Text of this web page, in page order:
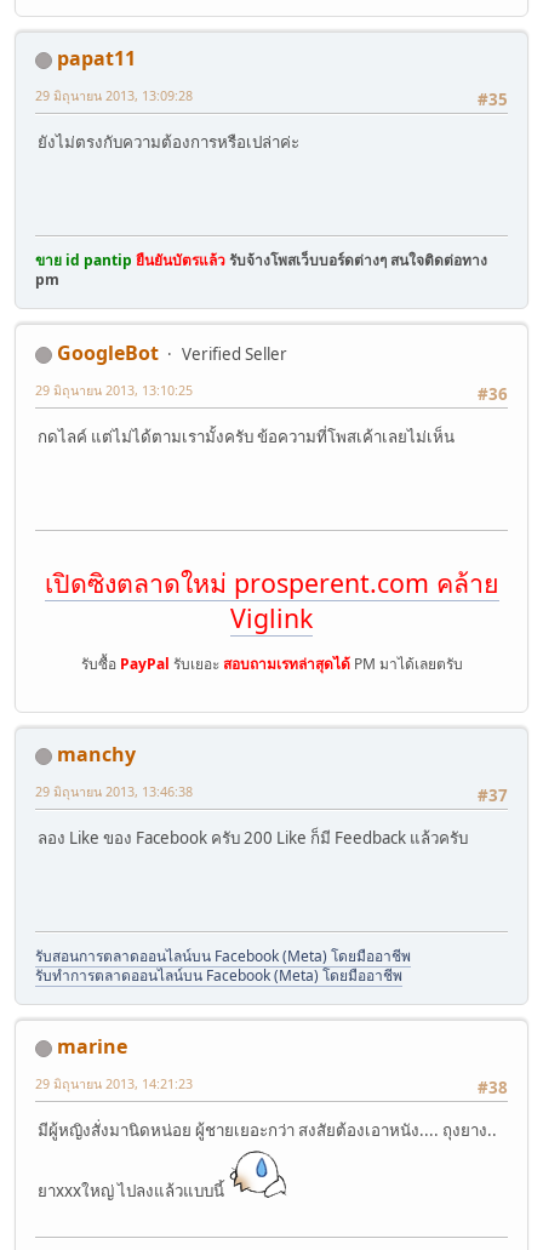
papat11
#35
29 มิถุนายน 2013, 13:09:28
ยังไม่ตรงกับความต้องการหรือเปล่าค่ะ
ขาย id pantip ยืนยันบัตรแล้วรับจ้างโพสเว็บบอร์ดต่างๆ สนใจติดต่อทาง
pm
GoogleBot
Verified Seller
#36
29 มิถุนายน 2013, 13:10:25
กดไลค์ แต่ไม่ได้ตามเรามั้งครับ ข้อความที่โพสเค้าเลยไม่เห็น
เปิดซิงตลาดใหม่ prosperent.com คล้าย
Viglink
รับซื้อ PayPal รับเยอะ สอบถามเรทล่าสุดได้PM มาได้เลยตรับ
manchy
#37
29 มิถุนายน 2013, 13:46:38
ลอง Like ของ Facebook ครับ 200 Like ก็มี Feedback แล้วครับ
รับสอนการตลาดออนไลน์บน Facebook (Meta) โดยมืออาชีพ
รับทำการตลาดออนไลน์บน Facebook (Meta) โดยมืออาชีพ
marine
#38
29 มิถุนายน 2013, 14:21:23
มีผู้หญิงสั่งมานิดหน่อย ผู้ชายเยอะกว่า สงสัยต้องเอาหนัง.... ถุงยาง..
ยาxxxใหญ่ ไปลงแล้วแบบนี้